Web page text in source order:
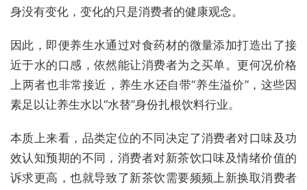
身没有变化，变化的只是消费者的健康观念。
因此，即便养生水通过对食药材的微量添加打造出了接
近于水的口感，依然能让消费者为之买单。更何况价格
上两者也非常接近，养生水还自带“养生溢价”，这些因
素足以让养生水以“水替”身份扎根饮料行业。
本质上来看，品类定位的不同决定了消费者对口味及功
效认知预期的不同，消费者对新茶饮口味及情绪价值的
诉求更高，也就导致了新茶饮需要频频上新换取消费者